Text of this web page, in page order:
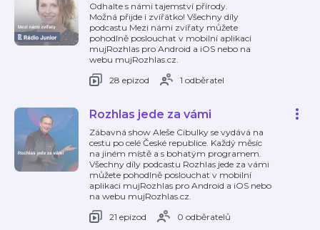
Odhalte s námi tajemství přírody.
Možná přijde i zvířátko! Všechny díly
podcastu Mezi námi zvířaty můžete
pohodlně poslouchat v mobilní aplikaci
mujRozhlas pro Android a iOS nebo na
webu mujRozhlas.cz.
28 epizod
1 odběratel
Rozhlas jede za vámi
Zábavná show Aleše Cibulky se vydává na
cestu po celé České republice. Každý měsíc
na jiném místě a s bohatým programem.
Všechny díly podcastu Rozhlas jede za vámi
můžete pohodlně poslouchat v mobilní
aplikaci mujRozhlas pro Android a iOS nebo
na webu mujRozhlas.cz.
21 epizod
0 odběratelů